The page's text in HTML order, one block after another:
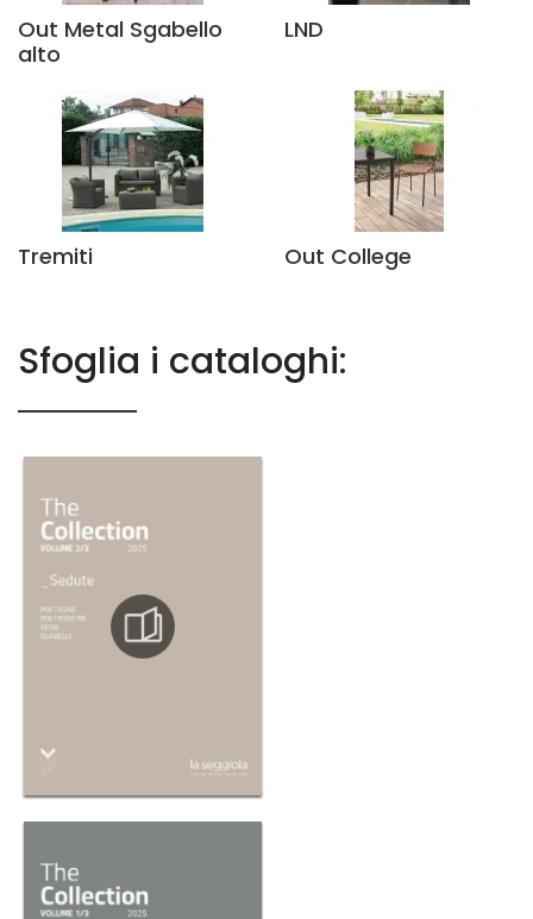
Out Metal Sgabello
alto
LND
Tremiti Out College
Sfoglia i cataloghi: